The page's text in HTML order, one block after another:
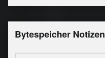
Bytespeicher Notizen